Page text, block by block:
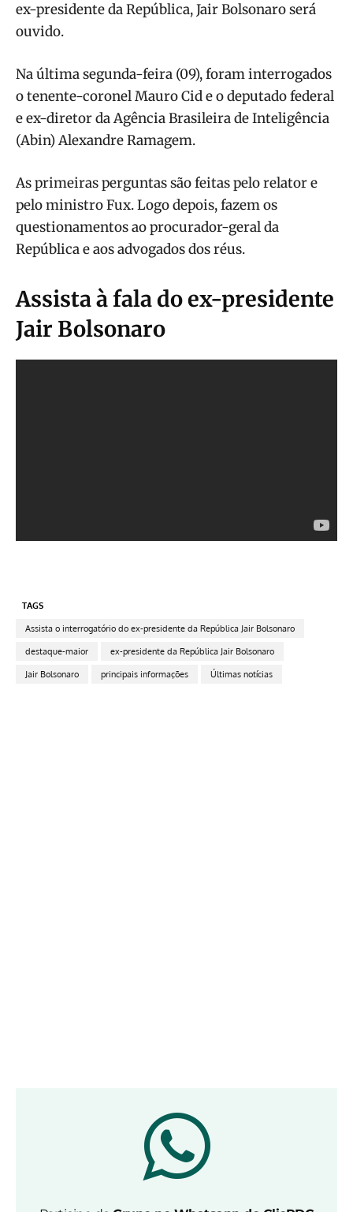
ex-presidente da República, Jair Bolsonaro será
ouvido.
Na última segunda-feira (09), foram interrogados
o tenente-coronel Mauro Cid e o deputado federal
e ex-diretor da Agência Brasileira de Inteligência
(Abin) Alexandre Ramagem.
As primeiras perguntas são feitas pelo relator e
pelo ministro Fux. Logo depois, fazem os
questionamentos ao procurador-geral da
República e aos advogados dos réus.
Assista à fala do ex-presidente
Jair Bolsonaro
TAGS
Assista o interrogatório do ex-presidente da República Jair Bolsonaro
destaque-maior ex-presidente da República Jair Bolsonaro
Jair Bolsonaro principais informações Últimas notícias